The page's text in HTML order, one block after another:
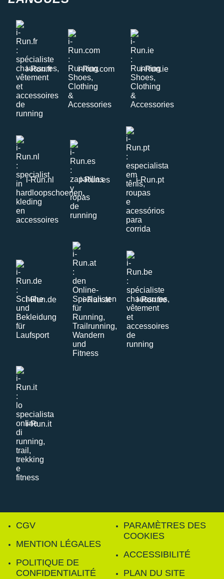
i-Run.fr i-Run.com i-Run.ie
i-Run.nl i-Run.es i-Run.pt
i-Run.de i-Run.at i-Run.be
i-Run.it
CGV
MENTION LÉGALES
POLITIQUE DE
CONFIDENTIALITÉ
PARAMÈTRES DES
COOKIES
ACCESSIBILITÉ
PLAN DU SITE